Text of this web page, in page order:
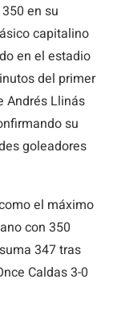
en su
capitalino
en el estadio
del primer
Andrés Llinás
su
goleadores
el máximo
con 350
347 tras
Caldas 3-0